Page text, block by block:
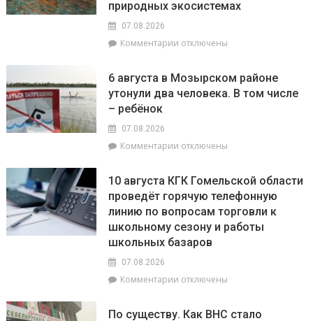
изменении
счетов
при
расчетах
природных экосистемах
07.08.2026
Комментарии к
Брагинском
РОЧС
начала
в
области
зафиксировано
673
возгорания
в
отключены
6 августа в Мозырском районе
утонули два человека. В том числе
– ребёнок
07.08.2026
Комментарии к
августа
в
Мозырском
районе
утонули
В
–
отключены
10 августа КГК Гомельской области
проведёт горячую телефонную
линию по вопросам торговли к
школьному сезону и работы
школьных базаров
07.08.2026
Комментарии котключены
По существу. Как ВНС стало